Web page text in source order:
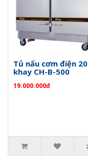
Tủ nấu cơm điện 20
khay CH-B-500
19.000.000đ